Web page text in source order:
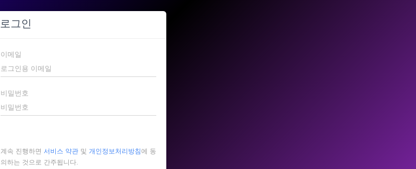
로그인
이메일
비밀번호
계속 진행하면 서비스 약관 및 개인정보처리방침 에 동
의하는 것으로 간주됩니다.